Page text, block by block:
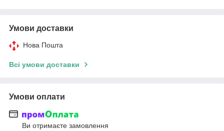
Умови доставки
Нова Пошта
Всі умови доставки
Умови оплати
Ви отримаєте замовлення